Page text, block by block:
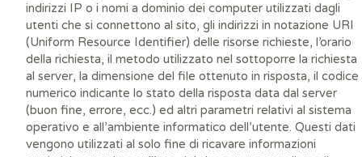
indirizzi IP o i nomi a dominio dei computer utilizzati dagli
utenti che si connettono al sito, gli indirizzi in notazione URI
(Uniform Resource Identifier) delle risorse richieste, l’orario
della richiesta, il metodo utilizzato nel sottoporre la richiesta
al server, la dimensione del file ottenuto in risposta, il codice
numerico indicante lo stato della risposta data dal server
(buon fine, errore, ecc.) ed altri parametri relativi al sistema
operativo e all’ambiente informatico dell’utente. Questi dati
vengono utilizzati al solo fine di ricavare informazioni